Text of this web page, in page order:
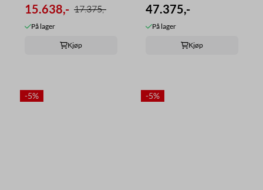
15.638,- 17.375,-
På lager
Kjøp
47.375,-
På lager
Kjøp
-5% -5%